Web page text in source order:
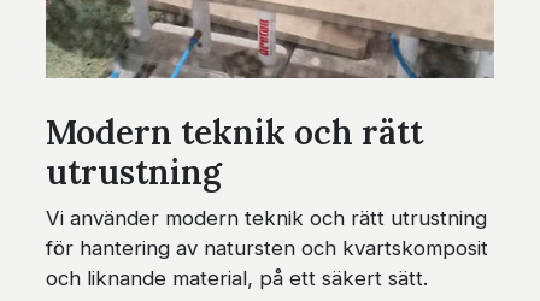
Modern teknik och rätt
utrustning
Vi använder modern teknik och rätt utrustning
för hantering av natursten och kvartskomposit
och liknande material, på ett säkert sätt.